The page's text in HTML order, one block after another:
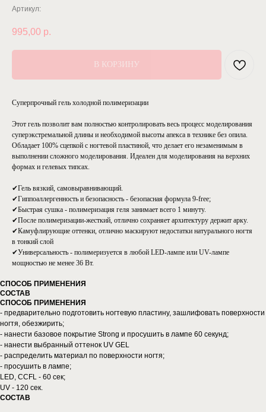
Артикул:
995,00 р.
В КОРЗИНУ
Cуперпрочный гель холодной полимеризации
Этот гель позволит вам полностью контролировать весь процесс моделирования
суперэкстремальной длины и необходимой высоты апекса в технике без опила.
Обладает 100% сцепкой с ногтевой пластиной, что делает его незаменимым в
выполнении сложного моделирования. Идеален для моделирования на верхних
формах и гелевых типсах.
✔Гель вязкий, самовыравнивающий.
✔Гиппоаллергенность и безопасность - безопасная формула 9-free;
✔Быстрая сушка - полимеризация геля занимает всего 1 минуту.
✔После полимеризации-жесткий, отлично сохраняет архитектуру держит арку.
✔Камуфлирующие оттенки, отлично маскируют недостатки натурального ногтя
в тонкий слой
✔Универсальность - полимеризуется в любой LED-лампе или UV-лампе
мощностью не менее 36 Вт.
СПОСОБ ПРИМЕНЕНИЯ
СОСТАВ
СПОСОБ ПРИМЕНЕНИЯ
- предварительно подготовить ногтевую пластину, зашлифовать поверхности
ногтя, обезжирить;
- нанести базовое покрытие Strong и просушить в лампе 60 секунд;
- нанести выбранный оттенок UV GEL
- распределить материал по поверхности ногтя;
- просушить в лампе;
LED, CCFL - 60 сек;
UV - 120 сек.
СОСТАВ